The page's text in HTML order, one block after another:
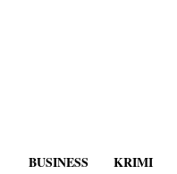
BUSINESS KRIMI